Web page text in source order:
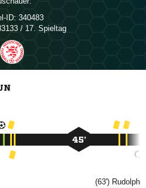
ID: 340483
/ 17. Spieltag
45’
(63') 